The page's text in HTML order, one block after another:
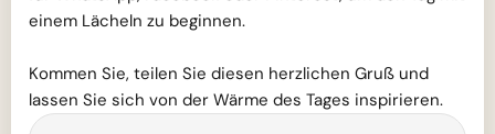
einem Lächeln zu beginnen.
Kommen Sie, teilen Sie diesen herzlichen Gruß und
lassen Sie sich von der Wärme des Tages inspirieren.